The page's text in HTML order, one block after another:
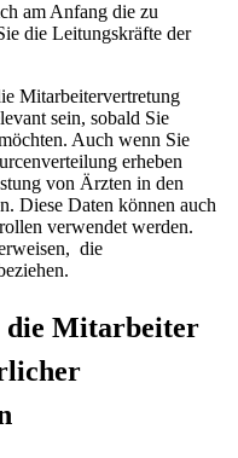
am Anfang die zu
die Leitungskräfte der
Mitarbeitervertretung
sein, sobald Sie
Auch wenn Sie
erheben
von Ärzten in den
Diese Daten können auch
verwendet werden.
die
die Mitarbeiter